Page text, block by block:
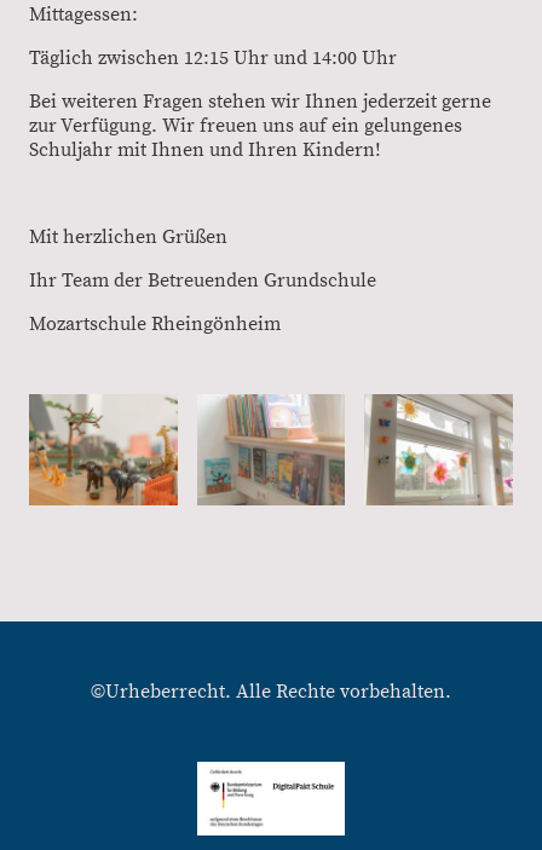
Mittagessen:
Täglich zwischen 12:15 Uhr und 14:00 Uhr
Bei weiteren Fragen stehen wir Ihnen jederzeit gerne
zur Verfügung. Wir freuen uns auf ein gelungenes
Schuljahr mit Ihnen und Ihren Kindern!
Mit herzlichen Grüßen
Ihr Team der Betreuenden Grundschule
Mozartschule Rheingönheim
©Urheberrecht. Alle Rechte vorbehalten.